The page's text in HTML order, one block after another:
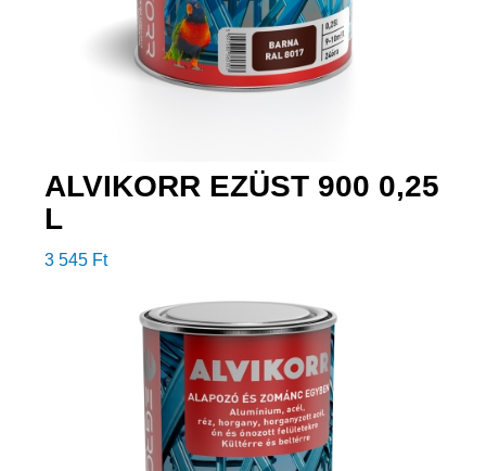
ALVIKORR EZÜST 900 0,25
L
3 545 Ft